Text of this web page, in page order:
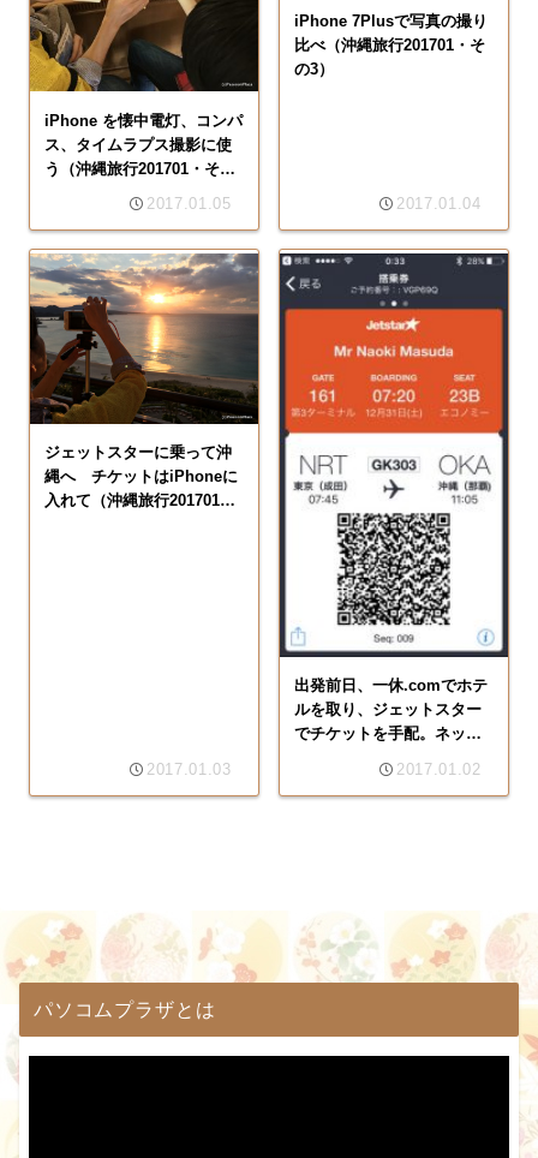
iPhone を懐中電灯、コンパ
ス、タイムラプス撮影に使
う（沖縄旅行201701・その
2017.01.05
iPhone 7Plusで写真の撮り
比べ（沖縄旅行201701・そ
の3）
2017.01.04
ジェットスターに乗って沖
縄へ チケットはiPhoneに
入れて（沖縄旅行201701・
2017.01.03
出発前日、一休.comでホテ
ルを取り、ジェットスター
でチケットを手配。ネット
とかOK。（沖縄旅行
2017.01.02
パソコムプラザとは